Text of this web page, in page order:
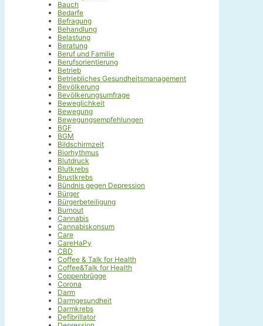
Bauch
Bedarfe
Befragung
Behandlung
Belastung
Beratung
Beruf und Familie
Berufsorientierung
Betrieb
Betriebliches Gesundheitsmanagement
Bevölkerung
Bevölkerungsumfrage
Beweglichkeit
Bewegung
Bewegungsempfehlungen
BGF
BGM
Bildschirmzeit
Biorhythmus
Blutdruck
Blutkrebs
Brustkrebs
Bündnis gegen Depression
Bürger
Bürgerbeteiligung
Burnout
Cannabis
Cannabiskonsum
Care
CareHaPy
CBD
Coffee & Talk for Health
Coffee&Talk for Health
Coppenbrügge
Corona
Darm
Darmgesundheit
Darmkrebs
Defibrillator